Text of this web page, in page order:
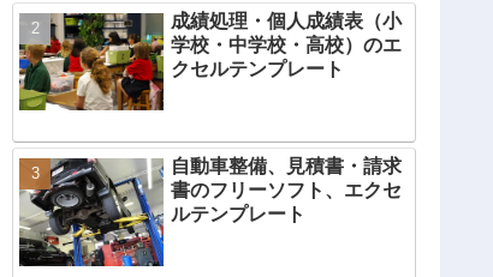
成績処理・個人成績表（小
学校・中学校・高校）のエ
クセルテンプレート
自動車整備、見積書・請求
書のフリーソフト、エクセ
ルテンプレート